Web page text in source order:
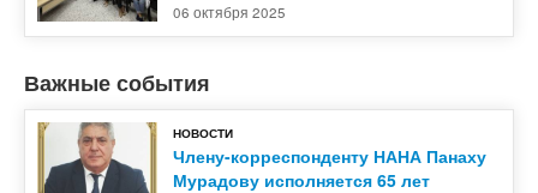
06 октября 2025
Важные события
НОВОСТИ
Члену-корреспонденту НАНА Панаху
Мурадову исполняется 65 лет